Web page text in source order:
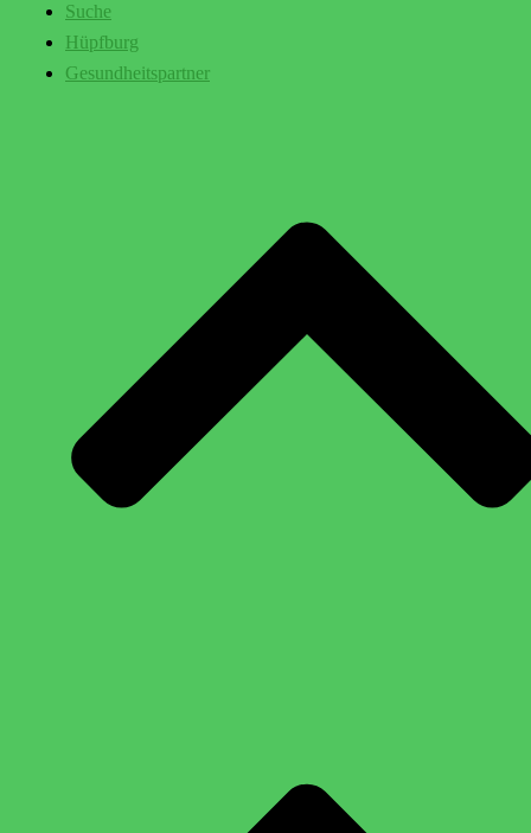
Suche
Hüpfburg
Gesundheitspartner